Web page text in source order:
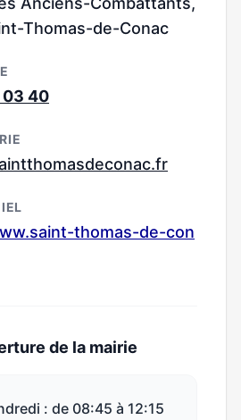
Thomas-de-Conac
40
thomas-de-con
de la mairie
: de 08:45 à 12:15